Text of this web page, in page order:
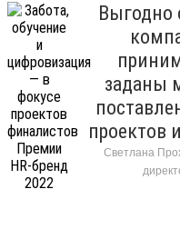
Выгодно
заданы
проектов
Светлана